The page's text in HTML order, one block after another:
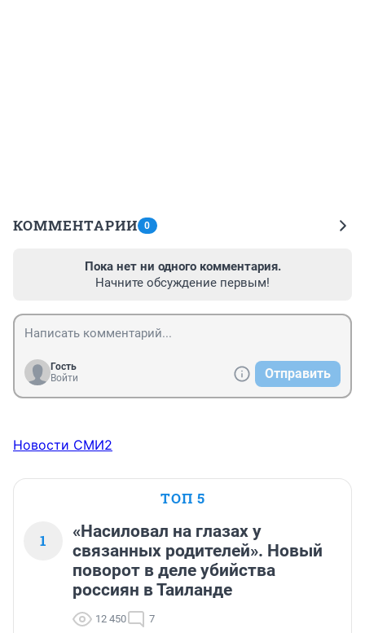
КОММЕНТАРИИ 0
Пока нет ни одного комментария.
Начните обсуждение первым!
Гость
Войти
Отправить
Новости СМИ2
ТОП 5
1
«Насиловал на глазах у
связанных родителей». Новый
поворот в деле убийства
россиян в Таиланде
12 450 7